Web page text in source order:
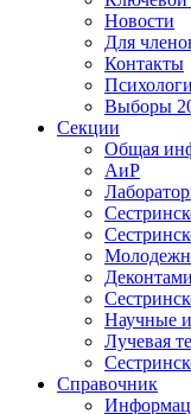
Новости
Для
Контакты
Выборы
Секции
Общая
АиР
Научные
Лучевая
Справочник